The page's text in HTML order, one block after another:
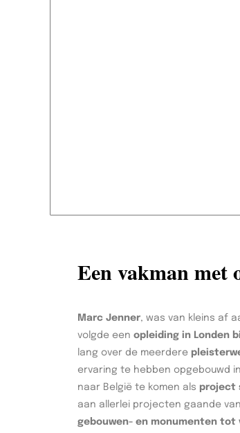
Een vakman met
Marc Jenner, was van kleins af
volgde een opleiding in Londen
lang over de meerdere
ervaring te hebben opgebouwd
naar België te komen als project
aan allerlei projecten gaande van
gebouwen- en monumenten tot